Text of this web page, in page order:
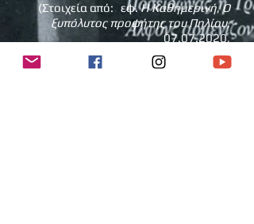
(Στοιχεία από: εφ.Η Καθημερινή,Ο
ξυπόλυτος προφήτης του Πηλίου,
07.07.2020,
Κώστας Ακρίβος,
Ποιος
θυμάται τον Αλφόν
ς, εκδ. Μεταίχμιο,